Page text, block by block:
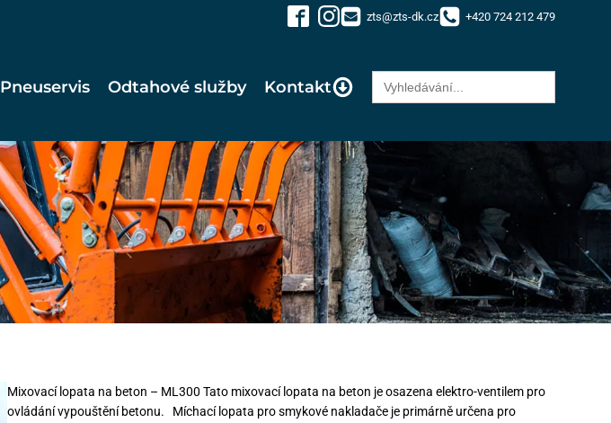
zts@zts-dk.cz +420 724 212 479
Pneuservis Odtahové služby Kontakt
Search
for:
Mixovací lopata na beton – ML300 Tato mixovací lopata na beton je osazena elektro-ventilem pro
ovládání vypouštění betonu. Míchací lopata pro smykové nakladače je primárně určena pro